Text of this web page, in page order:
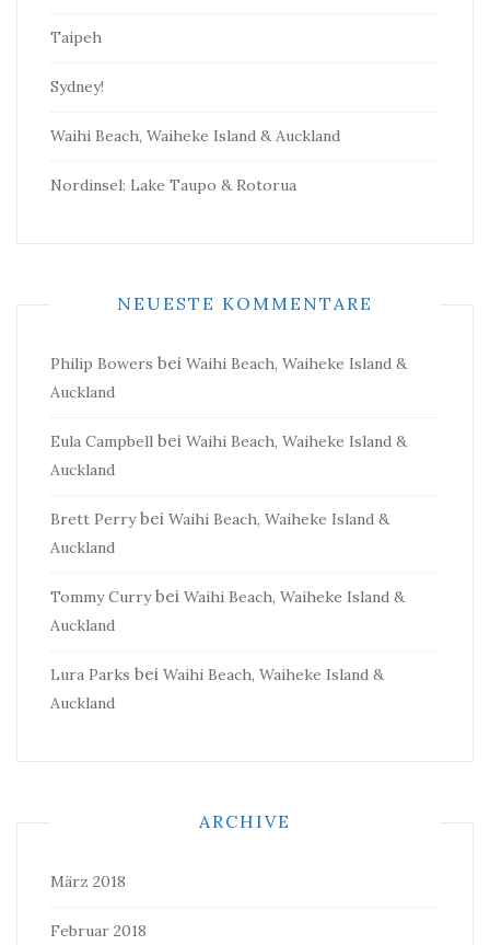
Taipeh
Sydney!
Waihi Beach, Waiheke Island & Auckland
Nordinsel: Lake Taupo & Rotorua
NEUESTE KOMMENTARE
Philip Bowers bei Waihi Beach, Waiheke Island &
Auckland
Eula Campbell bei Waihi Beach, Waiheke Island &
Auckland
Brett Perrybei Waihi Beach, Waiheke Island &
Auckland
Tommy Currybei Waihi Beach, Waiheke Island &
Auckland
Lura Parks bei Waihi Beach, Waiheke Island &
Auckland
ARCHIVE
März 2018
Februar 2018